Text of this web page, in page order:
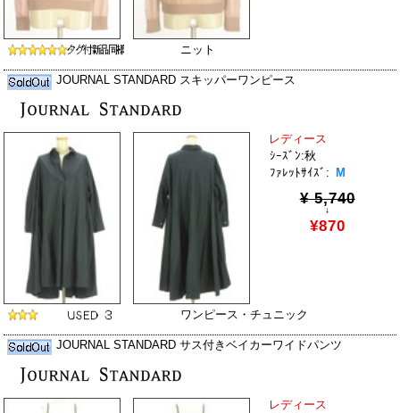
ニット
JOURNAL STANDARD スキッパーワンピース
レディース
ｼｰｽﾞﾝ:秋
ﾌｧﾚｯﾄｻｲｽﾞ:
M
¥ 5,740
↓
¥870
ワンピース・チュニック
JOURNAL STANDARD サス付きベイカーワイドパンツ
レディース